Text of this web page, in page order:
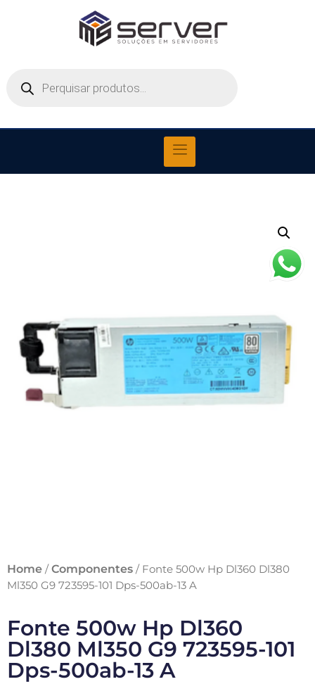
Home / Componentes / Fonte 500w Hp Dl360 Dl380
Ml350 G9 723595-101 Dps-500ab-13 A
Fonte 500w Hp Dl360
Dl380 Ml350 G9 723595-101
Dps-500ab-13 A